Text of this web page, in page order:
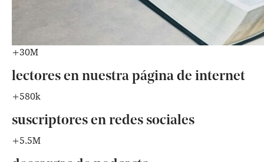
+30M
lectores en nuestra página de internet
+580k
suscriptores en redes sociales
+5.5M